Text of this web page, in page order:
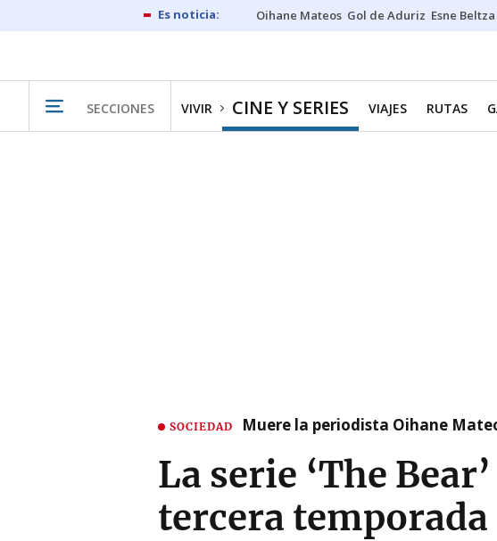
Oihane Mateos Gol de Aduriz Esne Beltza
SECCIONES VIVIR CINE Y SERIES VIAJES RUTAS
SOCIEDAD Muere la periodista Oihane
La serie ‘The
tercera temporada